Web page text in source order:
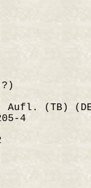
Aufl. (TB)
4